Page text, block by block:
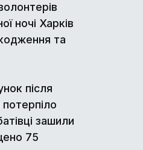
ночі Харків
та
після
зашили
75